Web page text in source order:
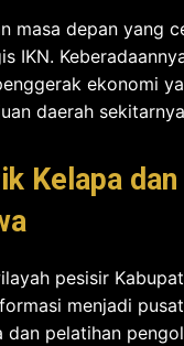
masa depan yang
IKN.
ekonomi
daerah
Kelapa
pesisir
menjadi
pelatihan